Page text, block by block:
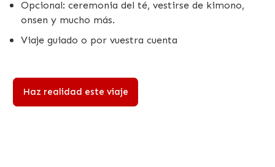
Opcional: ceremonia del té, vestirse de kimono,
onsen y mucho más.
Viaje guiado o por vuestra cuenta
Haz realidad este viaje